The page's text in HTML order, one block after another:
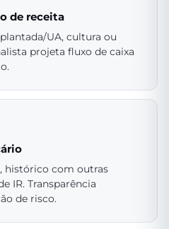
de receita
UA, cultura ou
projeta fluxo de caixa
histórico com outras
IR. Transparência
de risco.